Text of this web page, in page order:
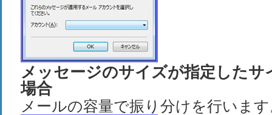
メッセージのサイズが指定したサ
場合
メールの容量で振り分けを行いま